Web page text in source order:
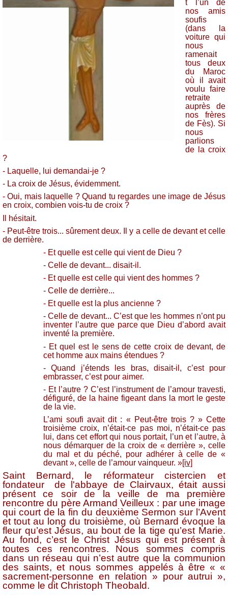
t l’un de
nos amis
soufis
(dans la
voiture qui
nous
ramenait
tous deux
du Maroc
où il avait
voulu faire
retraite
auprès de
nos frères
de Fès). Si
nous
parlions
de la croix
?
- Laquelle, lui demandai-je ?
- La croix de Jésus, évidemment.
- Oui, mais laquelle ? Quand tu regardes une image de Jésus
en croix, combien vois-tu de croix ?
Il hésitait.
- Peut-être trois... sûrement deux. Il y a celle de devant et celle
de derrière.
- Et quelle est celle qui vient de Dieu ?
- Celle de devant... disait-il.
- Et quelle est celle qui vient des hommes ?
- Celle de derrière...
- Et quelle est la plus ancienne ?
- Celle de devant... C’est que les hommes n’ont pu
inventer l’autre que parce que Dieu d’abord avait
inventé la première.
- Et quel est le sens de cette croix de devant, de
cet homme aux mains étendues ?
- Quand j’étends les bras, disait-il, c’est pour
embrasser, c’est pour aimer.
- Et l’autre ? C’est l’instrument de l’amour travesti,
défiguré, de la haine figeant dans la mort le geste
de la vie.
L’ami soufi avait dit : « Peut-être trois ? » Cette
troisième croix, n’était-ce pas moi, n’était-ce pas
lui, dans cet effort qui nous portait, l’un et l’autre, à
nous démarquer de la croix de « derrière », celle
du mal et du péché, pour adhérer à celle de «
devant », celle de l’amour vainqueur. »[iv]
Saint Bernard, le réformateur cistercien et
fondateur
de l'abbaye de Clairvaux, était aussi
présent ce soir de la veille de ma première
rencontre du père Armand Veilleux : par une image
qui court de la fin du deuxième Sermon sur l’Avent
et tout au long du troisième, où Bernard évoque la
fleur qu’est Jésus, au bout de la tige qu’est Marie.
Au fond, c’est le Christ Jésus qui est présent à
toutes ces rencontres. Nous sommes compris
dans un réseau qui n’est autre que la communion
des saints, et nous sommes appelés à être « «
sacrement-personne en relation » pour autrui »,
comme le dit Christoph Theobald.